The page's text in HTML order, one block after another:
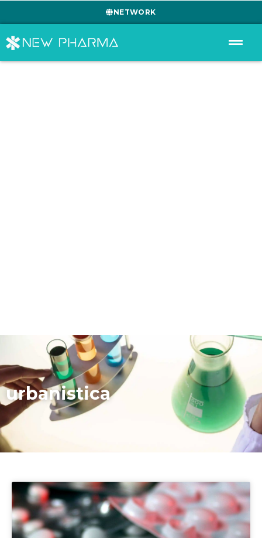
NETWORK
urbanistica